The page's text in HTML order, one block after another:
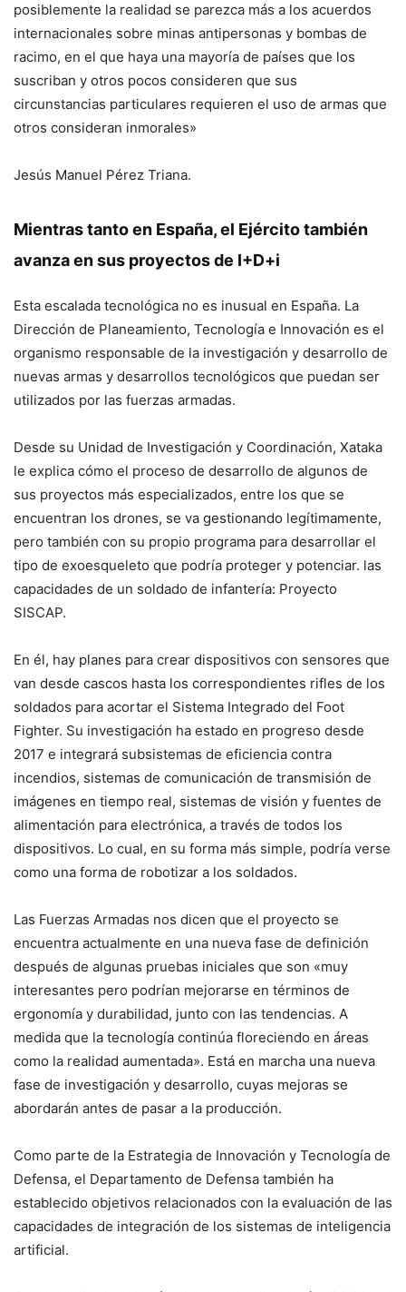
posiblemente la realidad se parezca más a los acuerdos
internacionales sobre minas antipersonas y bombas de
racimo, en el que haya una mayoría de países que los
suscriban y otros pocos consideren que sus
circunstancias particulares requieren el uso de armas que
otros consideran inmorales»
Jesús Manuel Pérez Triana.
Mientras tanto en España, el Ejército también
avanza en sus proyectos de I+D+i
Esta escalada tecnológica no es inusual en España. La
Dirección de Planeamiento, Tecnología e Innovación es el
organismo responsable de la investigación y desarrollo de
nuevas armas y desarrollos tecnológicos que puedan ser
utilizados por las fuerzas armadas.
Desde su Unidad de Investigación y Coordinación, Xataka
le explica cómo el proceso de desarrollo de algunos de
sus proyectos más especializados, entre los que se
encuentran los drones, se va gestionando legítimamente,
pero también con su propio programa para desarrollar el
tipo de exoesqueleto que podría proteger y potenciar. las
capacidades de un soldado de infantería: Proyecto
SISCAP.
En él, hay planes para crear dispositivos con sensores que
van desde cascos hasta los correspondientes rifles de los
soldados para acortar el Sistema Integrado del Foot
Fighter. Su investigación ha estado en progreso desde
2017 e integrará subsistemas de eficiencia contra
incendios, sistemas de comunicación de transmisión de
imágenes en tiempo real, sistemas de visión y fuentes de
alimentación para electrónica, a través de todos los
dispositivos. Lo cual, en su forma más simple, podría verse
como una forma de robotizar a los soldados.
Las Fuerzas Armadas nos dicen que el proyecto se
encuentra actualmente en una nueva fase de definición
después de algunas pruebas iniciales que son «muy
interesantes pero podrían mejorarse en términos de
ergonomía y durabilidad, junto con las tendencias. A
medida que la tecnología continúa floreciendo en áreas
como la realidad aumentada». Está en marcha una nueva
fase de investigación y desarrollo, cuyas mejoras se
abordarán antes de pasar a la producción.
Como parte de la Estrategia de Innovación y Tecnología de
Defensa, el Departamento de Defensa también ha
establecido objetivos relacionados con la evaluación de las
capacidades de integración de los sistemas de inteligencia
artificial.